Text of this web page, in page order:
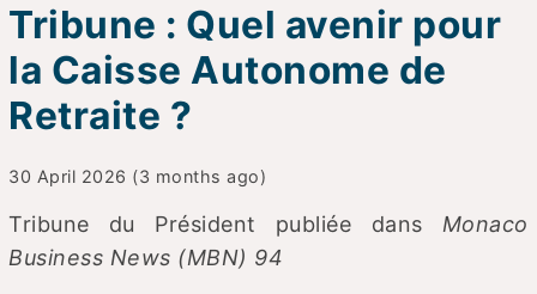
Tribune : Quel avenir pour
la Caisse Autonome de
Retraite ?
30 April 2026 (3 months ago)
Tribune du Président publiée dans Monaco
Business News (MBN) 94